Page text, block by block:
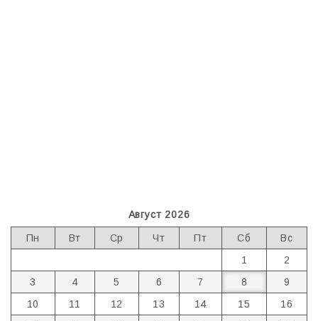
Август 2026
Пн Вт Ср Чт Пт Сб
Вс
1
2
3
4 5 6 7 8
9
10
11 12 13 14 15
16